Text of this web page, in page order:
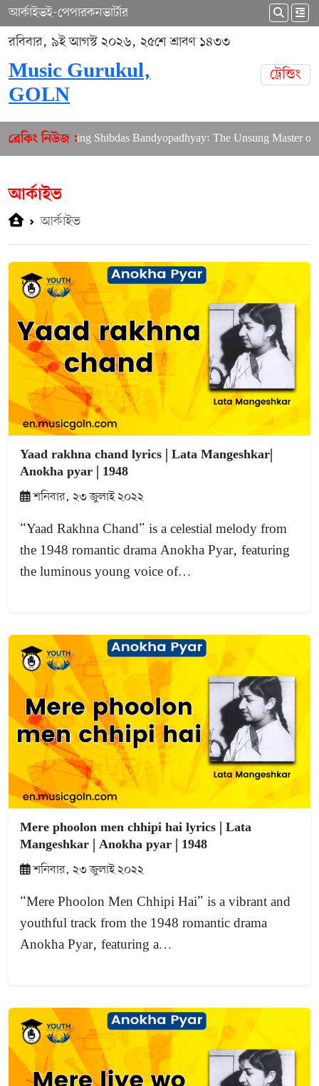
আর্কাইভই-পেপারকনভার্টার
রবিবার, ৯ই আগস্ট ২০২৬, ২৫শে শ্রাবণ ১৪৩৩
Music Gurukul,
GOLN
ট্রেন্ডিং
ব্রেকিং নিউজ :Shibdas Bandyopadhyay: The Unsung Master of
আর্কাইভ
আর্কাইভ
Yaad rakhna chand lyrics | Lata Mangeshkar|
Anokha pyar | 1948
শনিবার, ২৩ জুলাই ২০২২
“Yaad Rakhna Chand” is a celestial melody from
the 1948 romantic drama Anokha Pyar, featuring
the luminous young voice of…
Mere phoolon men chhipi hai lyrics | Lata
Mangeshkar | Anokha pyar | 1948
শনিবার, ২৩ জুলাই ২০২২
“Mere Phoolon Men Chhipi Hai” is a vibrant and
youthful track from the 1948 romantic drama
Anokha Pyar, featuring a…